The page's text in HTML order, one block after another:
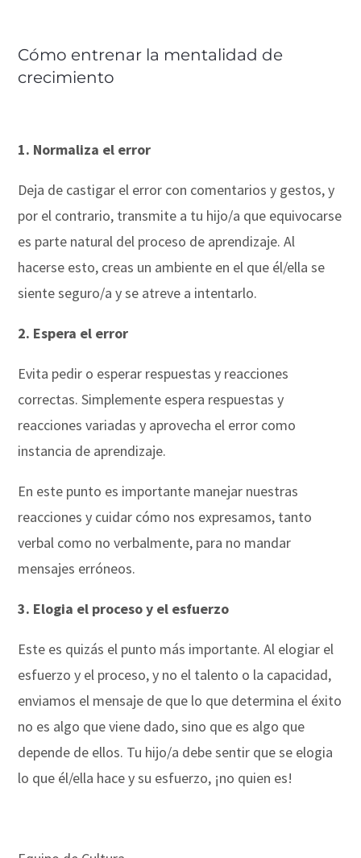
Cómo entrenar la mentalidad de
crecimiento
1. Normaliza el error
Deja de castigar el error con comentarios y gestos, y
por el contrario, transmite a tu hijo/a que equivocarse
es parte natural del proceso de aprendizaje. Al
hacerse esto, creas un ambiente en el que él/ella se
siente seguro/a y se atreve a intentarlo.
2. Espera el error
Evita pedir o esperar respuestas y reacciones
correctas. Simplemente espera respuestas y
reacciones variadas y aprovecha el error como
instancia de aprendizaje.
En este punto es importante manejar nuestras
reacciones y cuidar cómo nos expresamos, tanto
verbal como no verbalmente, para no mandar
mensajes erróneos.
3. Elogia el proceso y el esfuerzo
Este es quizás el punto más importante. Al elogiar el
esfuerzo y el proceso, y no el talento o la capacidad,
enviamos el mensaje de que lo que determina el éxito
no es algo que viene dado, sino que es algo que
depende de ellos. Tu hijo/a debe sentir que se elogia
lo que él/ella hace y su esfuerzo, ¡no quien es!